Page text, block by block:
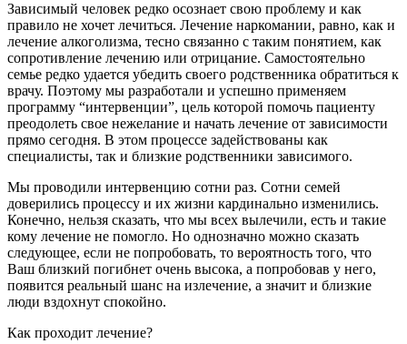
Зависимый человек редко осознает свою проблему и как
правило не хочет лечиться. Лечение наркомании, равно, как и
лечение алкоголизма, тесно связанно с таким понятием, как
сопротивление лечению или отрицание. Самостоятельно
семье редко удается убедить своего родственника обратиться к
врачу. Поэтому мы разработали и успешно применяем
программу “интервенции”, цель которой помочь пациенту
преодолеть свое нежелание и начать лечение от зависимости
прямо сегодня. В этом процессе задействованы как
специалисты, так и близкие родственники зависимого.
Мы проводили интервенцию сотни раз. Сотни семей
доверились процессу и их жизни кардинально изменились.
Конечно, нельзя сказать, что мы всех вылечили, есть и такие
кому лечение не помогло. Но однозначно можно сказать
следующее, если не попробовать, то вероятность того, что
Ваш близкий погибнет очень высока, а попробовав у него,
появится реальный шанс на излечение, а значит и близкие
люди вздохнут спокойно.
Как проходит лечение?